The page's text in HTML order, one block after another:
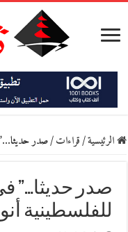
الرئيسية/قراءات/صدر حديثا…”
صدر حديثا…”
للفلسطينية